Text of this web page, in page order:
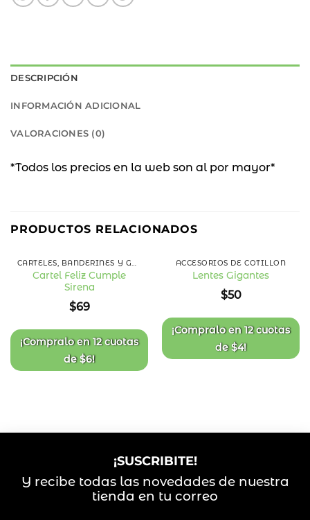
DESCRIPCIÓN
INFORMACIÓN ADICIONAL
VALORACIONES (0)
*Todos los precios en la web son al por mayor*
PRODUCTOS RELACIONADOS
CARTELES, BANDERINES Y GUIRNALDAS
Cartel Feliz Cumple
Sirena
$69
¡Compralo en12 cuotas
de$6!
de
deseos
ACCESORIOS DE COTILLÓN
Lentes Gigantes
$50
¡Compralo en12 cuotas
de$4!
¡SUSCRIBITE!
Y recibe todas las novedades de nuestra
tienda en tu correo